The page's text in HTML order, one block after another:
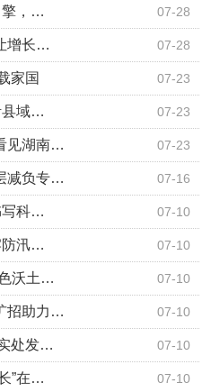
07-28
擎，…
07-28
增长…
07-23
家国
07-23
县域…
07-23
见湖南…
07-16
减负专…
07-10
写科…
07-10
防汛…
07-10
沃土…
07-10
招助力…
07-10
处发…
07-10
”在…